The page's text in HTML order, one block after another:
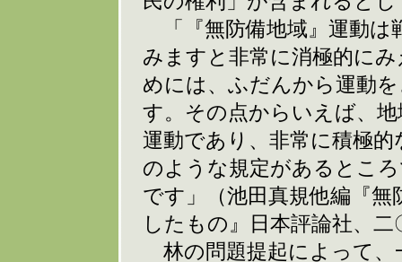
「『無防備地域』運動は
みますと非常に消極的に
めには、ふだんから運動
す。その点からいえば、
運動であり、非常に積極
のような規定があるとこ
です」（池田真規他編『
したもの』日本評論社、二
林の問題提起によって、